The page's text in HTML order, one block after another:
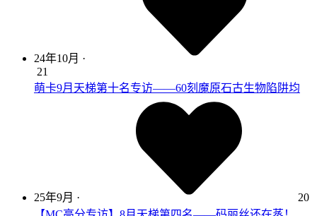
24年10月 ·
21
萌卡9月天梯第十名专访——60刻魔原石古生物陷阱均
25年9月 ·
20